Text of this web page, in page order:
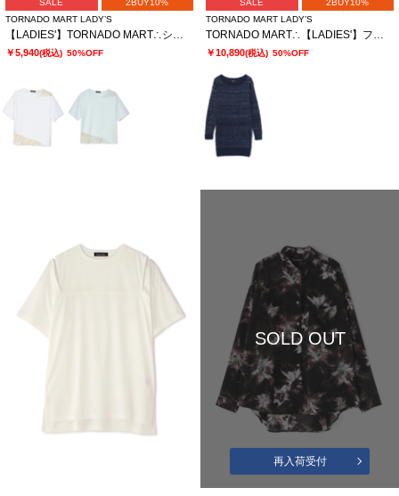
SALE
2BUY10%
TORNADO MART LADY’S
【LADIES'】TORNADO MART∴シアーマーブル切り替えオーバーTシャツ
￥5,940(税込) 50%OFF
SALE
2BUY10%
TORNADO MART LADY’S
TORNADO MART∴【LADIES'】フェザーヤーンボートネックロングニット
￥10,890(税込) 50%OFF
SOLD OUT
再入荷受付